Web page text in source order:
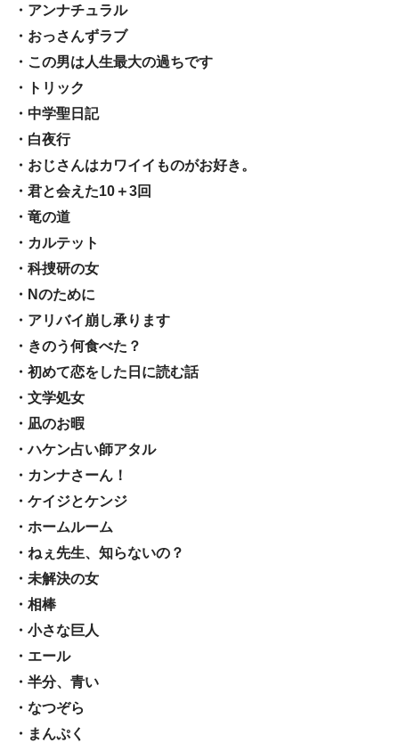
・アンナチュラル
・おっさんずラブ
・この男は人生最大の過ちです
・トリック
・中学聖日記
・白夜行
・おじさんはカワイイものがお好き。
・君と会えた10＋3回
・竜の道
・カルテット
・科捜研の女
・Nのために
・アリバイ崩し承ります
・きのう何食べた？
・初めて恋をした日に読む話
・文学処女
・凪のお暇
・ハケン占い師アタル
・カンナさーん！
・ケイジとケンジ
・ホームルーム
・ねぇ先生、知らないの？
・未解決の女
・相棒
・小さな巨人
・エール
・半分、青い
・なつぞら
・まんぷく